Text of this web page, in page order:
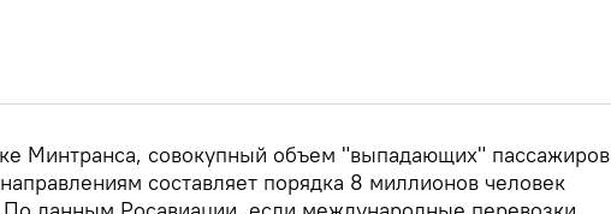
Минтранса, совокупный объем "выпадающих" пассажиров
составляет порядка 8 миллионов человек